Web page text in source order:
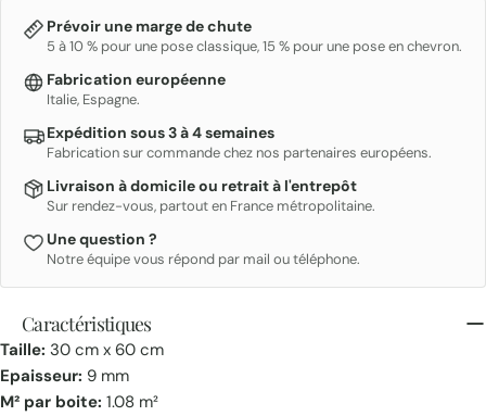
Prévoir une marge de chute
5 à 10 % pour une pose classique, 15 % pour une pose en chevron.
Fabrication européenne
Italie, Espagne.
Expédition sous 3 à 4 semaines
Fabrication sur commande chez nos partenaires européens.
Livraison à domicile ou retrait à l'entrepôt
Sur rendez-vous, partout en France métropolitaine.
Une question ?
Notre équipe vous répond par mail ou téléphone.
Caractéristiques
Taille: 30 cm x 60 cm
Epaisseur: 9 mm
M² par boite: 1.08 m²